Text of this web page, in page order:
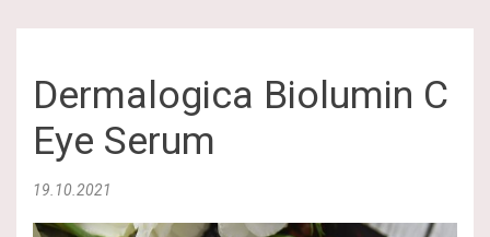
Dermalogica Biolumin C
Eye Serum
19.10.2021